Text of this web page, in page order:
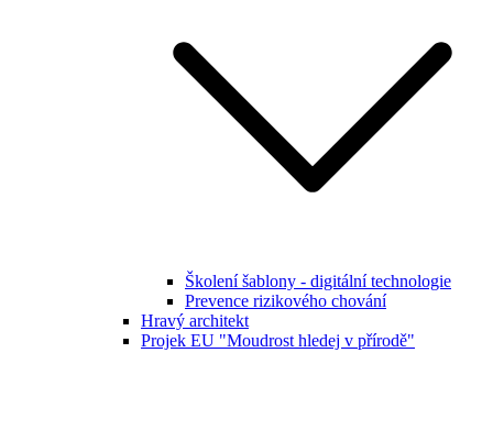
Školení šablony - digitální technologie
Prevence rizikového chování
Hravý architekt
Projek EU "Moudrost hledej v přírodě"